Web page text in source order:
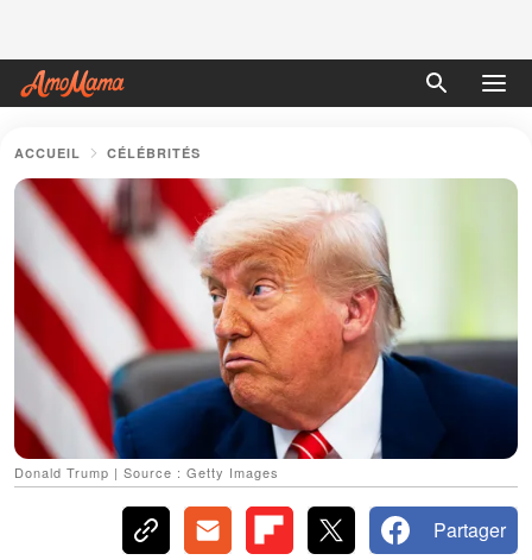
ACCUEIL CÉLÉBRITÉS
Donald Trump | Source : Getty Images
Partager